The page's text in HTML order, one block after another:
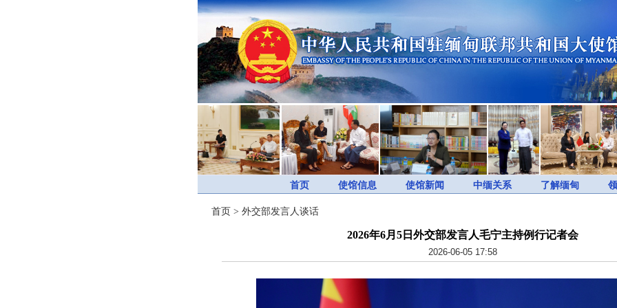
首页 使馆信息 使馆新闻 中缅关系 了解缅甸
首页 > 外交部发言人谈话
2026年6月5日外交部发言人毛宁主持例行记者会
2026-06-05 17:58